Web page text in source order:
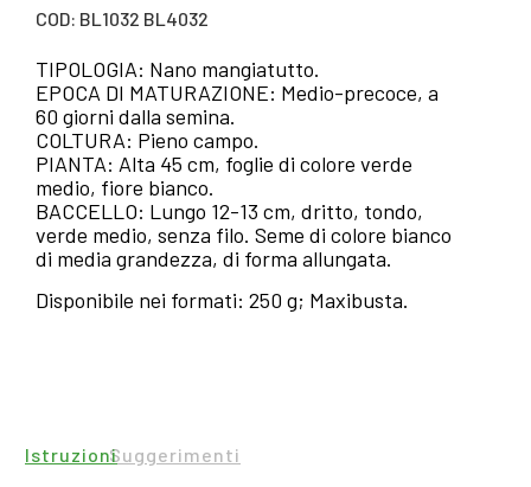
COD: BL1032 BL4032
TIPOLOGIA: Nano mangiatutto.
EPOCA DI MATURAZIONE: Medio-precoce, a
60 giorni dalla semina.
COLTURA: Pieno campo.
PIANTA: Alta 45 cm, foglie di colore verde
medio, fiore bianco.
BACCELLO: Lungo 12-13 cm, dritto, tondo,
verde medio, senza filo. Seme di colore bianco
di media grandezza, di forma allungata.
Disponibile nei formati: 250 g; Maxibusta.
IstruzioniSuggerimenti